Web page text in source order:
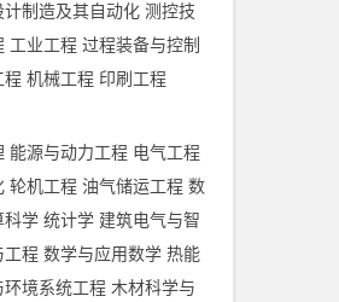
计制造及其自动化 测控技
工业工程 过程装备与控制
程 机械工程 印刷工程
能源与动力工程 电气工程
轮机工程 油气储运工程 数
科学 统计学 建筑电气与智
工程 数学与应用数学 热能
环境系统工程 木材科学与